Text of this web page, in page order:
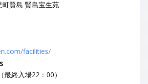
賢島 賢島宝生苑
facilities/
終入場22：00）